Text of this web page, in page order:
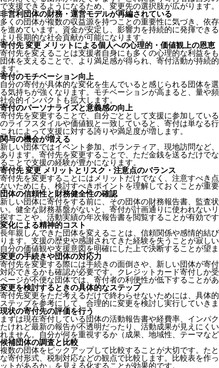
で支援できるようになるため、変更先の選択肢が広がります。
非営利団体の財務・運営モデルが再編されている
多くの団体が複数の収益源を持つことの重要性に気づき、依
を進めています。資金が安定し、影響力を持続的に発揮でき
より長期的な社会貢献が可能になります。
寄付先 変更 メリットによる個人への心理的・価値観上の恩恵
寄付先を変えることは支援者自身にも多くの心理的な利益を
団体を支えることで、より満足感が得られ、寄付活動が持続
ます。
寄付のモチベーション向上
自分の寄付が具体的な変化を生んでいると感じられる団体を
る気持ちが強くなります。モチベーションが高まると、量や
社会的インパクトも拡大します。
寄付のパーソナライズと意義感の向上
寄付先を変更することで、自分ごととして支援に参加してい
のライフスタイルや価値観と一致していると、寄付は単なる
これによって支援に対する誇りや満足度が増します。
関与の機会が増える
新しい団体ではイベント参加、ボランティア、現地訪問など
あります。寄付先を変更することで、ただ金銭を送るだけで
ることで支援の経験が豊かになります。
寄付先 変更 メリットとリスク・注意点のバランス
寄付先を変更することにはメリットだけでなく、注意すべき
ないためにも、検討すべきポイントを理解しておくことが重
団体の信頼性と財務健全性の確認
新しい団体に寄付をする前に、その団体の財務報告書、監査
い。健全な財務基盤がないと、寄付が計画通りに使われない
探すことや、活動実績の年次報告書を閲覧することが有効で
変化による精神的コスト
長年親しんできた団体を変えることは、信頼関係や感情的結
ります。支援の歴史や感謝されてきた経験を失うことが寂し
自分の価値観や支援意図を明確にした上で決断することが望
変更の手続きや団体の対応力
寄付先を変更する際には手続きの面倒さや、新しい団体が寄
対応できるかも確認が必要です。クレジットカード寄付しか
ページが不便な団体では、寄付者の利便性が低下することが
変更を検討するときの具体的なステップ
寄付先変更をただ考えるだけで終わらせないためには、具体
ステップを参考にして、合理的に変更を検討し実行していき
現状の寄付先の評価を行う
まずは現在寄付している団体の活動報告書や経費率、インパ
たけれど最新の報告が不透明だったり、活動成果が見えにく
れません。自分が何を重視するか（成果、地域性、テーマな
候補団体の調査と比較
複数の団体をピックアップして比較することが大切です。た
な寄付形式、税制対応などの観点で比較します。比較表を作
ットがあるか」を見える化することが効果的です。